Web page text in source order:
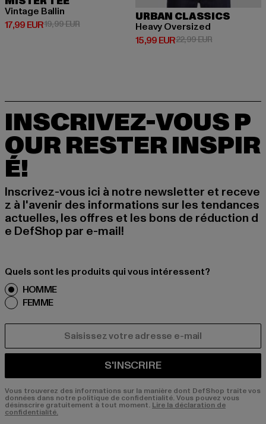
Vintage Ballin
17,99 EUR
Prix courant: 17,99 EUR
19,99 EURPrix en promotion: 19,99 EUR
URBAN CLASSICS
Heavy Oversized
15,99 EUR
Prix courant: 15,99 EUR
22,99 EURPrix en
INSCRIVEZ-VOUS P
OUR RESTER INSPIR
É!
Inscrivez-vous ici à notre newsletter et receve
z à l'avenir des informations sur les tendances
actuelles, les offres et les bons de réduction d
e DefShop par e-mail!
Quels sont les produits qui vous intéressent?
HOMME
FEMME
S'INSCRIRE
Vous trouverez des informations sur la manière dont DefShop traite vos
données dans notre politique de confidentialité. Vous pouvez vous
désinscrire gratuitement à tout moment. Lire la déclaration de
confidentialité.